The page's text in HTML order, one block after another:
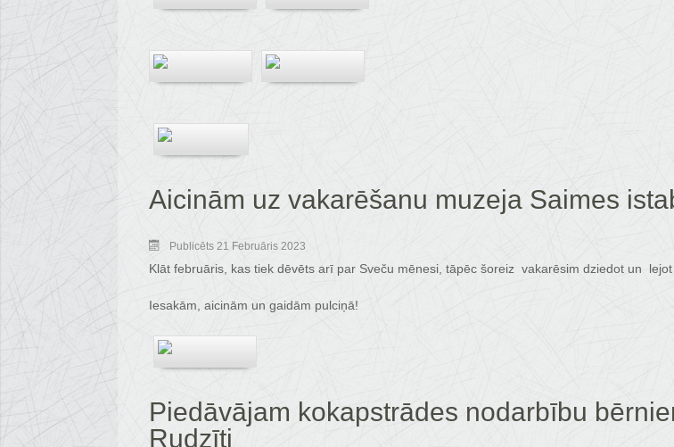
Aicinām uz vakarēšanu muzeja Saimes
Publicēts 21 Februāris 2023
Klāt februāris, kas tiek dēvēts arī par Sveču mēnesi, tāpēc šoreiz vakarēsim dziedot un
Iesakām, aicinām un gaidām pulciņā!
Piedāvājam kokapstrādes nodarbību
Rudzīti